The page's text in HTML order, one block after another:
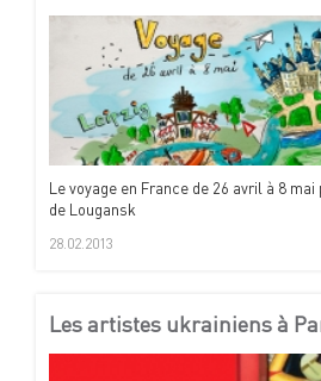
Le voyage en France de 26 avril à 8
de Lougansk
28.02.2013
Les artistes ukrainiens à